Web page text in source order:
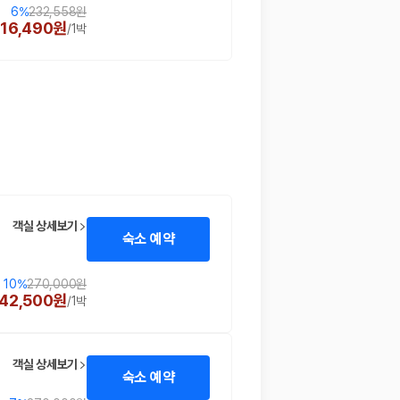
6%232,558원
원/1박
객실 상세보기
10%270,000원
원/1박
숙소 예약
객실 상세보기
숙소 예약